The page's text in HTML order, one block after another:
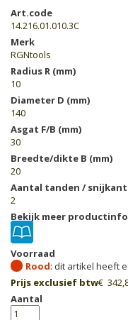
Art.code
14.216.01.010.3C
Merk
RGNtools
Radius R (mm)
10
Diameter D (mm)
140
Asgat F/B (mm)
30
Breedte/dikte B (mm)
20
Aantal tanden /
2
Bekijk meer
Voorraad
Rood
Prijs exclusief btw€
Aantal